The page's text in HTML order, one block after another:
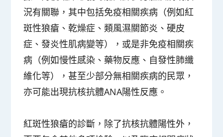
況有關聯，其中包括免疫相關疾病（例如紅
斑性狼瘡、乾燥症、類風濕關節炎、硬皮
症、發炎性肌病變等），或是非免疫相關疾
病（例如慢性感染、藥物反應、自發性肺纖
維化等），甚至少部分無相關疾病的民眾，
亦可能出現抗核抗體ANA陽性反應。
紅斑性狼瘡的診斷，除了抗核抗體陽性外，